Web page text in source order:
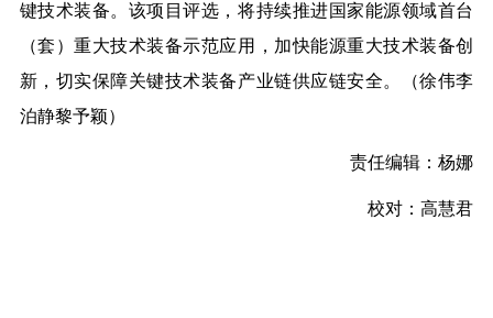
键技术装备。该项目评选，将持续推进国家能源领域首台
（套）重大技术装备示范应用，加快能源重大技术装备创
新，切实保障关键技术装备产业链供应链安全。
（徐伟李
泊静黎予颖）
责任编辑：杨娜
校对：高慧君